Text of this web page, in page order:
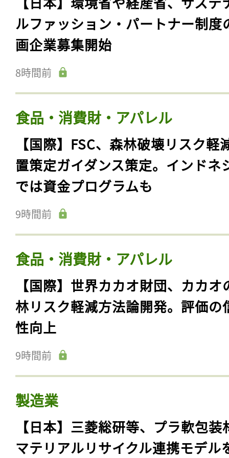
ルファッション・パートナー制度
画企業募集開始
8時間前
食品・消費財・アパレル
【国際】FSC、森林破壊リスク軽
置策定ガイダンス策定。インドネ
では資金プログラムも
9時間前
食品・消費財・アパレル
【国際】世界カカオ財団、カカオ
林リスク軽減方法論開発。評価の
性向上
9時間前
製造業
【日本】三菱総研等、プラ軟包装
マテリアルリサイクル連携モデル